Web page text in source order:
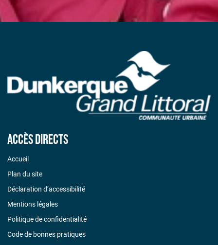
Accès directs
Accueil
Plan du site
Déclaration d’accessibilité
Mentions légales
Politique de confidentialité
Code de bonnes pratiques